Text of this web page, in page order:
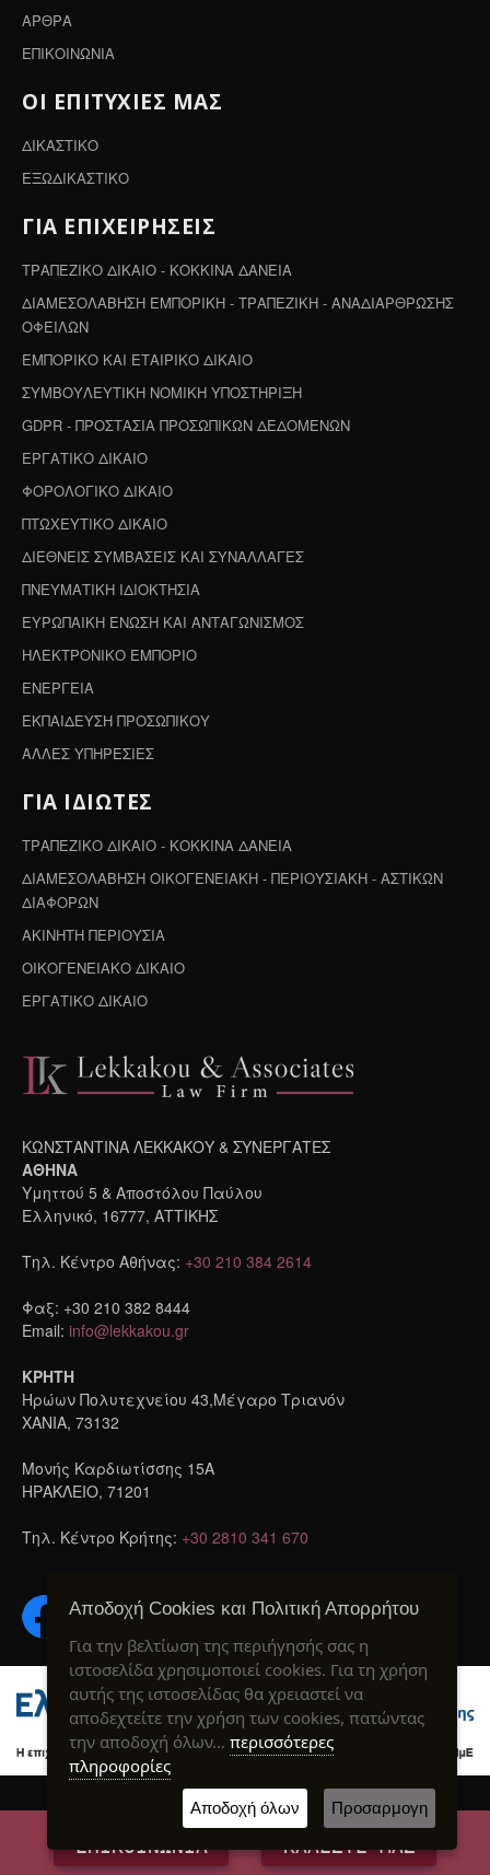
ΑΡΘΡΑ
ΕΠΙΚΟΙΝΩΝΙΑ
ΟΙ ΕΠΙΤΥΧΙΕΣ ΜΑΣ
ΔΙΚΑΣΤΙΚΟ
ΕΞΩΔΙΚΑΣΤΙΚΟ
ΓΙΑ ΕΠΙΧΕΙΡΗΣΕΙΣ
ΤΡΑΠΕΖΙΚΟ ΔΙΚΑΙΟ - ΚΟΚΚΙΝΑ ΔΑΝΕΙΑ
ΔΙΑΜΕΣΟΛΑΒΗΣΗ ΕΜΠΟΡΙΚΗ - ΤΡΑΠΕΖΙΚΗ - ΑΝΑΔΙΑΡΘΡΩΣΗΣ
ΟΦΕΙΛΩΝ
ΕΜΠΟΡΙΚΟ ΚΑΙ ΕΤΑΙΡΙΚΟ ΔΙΚΑΙΟ
ΣΥΜΒΟΥΛΕΥΤΙΚΗ ΝΟΜΙΚΗ ΥΠΟΣΤΗΡΙΞΗ
GDPR - ΠΡΟΣΤΑΣΙΑ ΠΡΟΣΩΠΙΚΩΝ ΔΕΔΟΜΕΝΩΝ
ΕΡΓΑΤΙΚΟ ΔΙΚΑΙΟ
ΦΟΡΟΛΟΓΙΚΟ ΔΙΚΑΙΟ
ΠΤΩΧΕΥΤΙΚΟ ΔΙΚΑΙΟ
ΔΙΕΘΝΕΙΣ ΣΥΜΒΑΣΕΙΣ ΚΑΙ ΣΥΝΑΛΛΑΓΕΣ
ΠΝΕΥΜΑΤΙΚΗ ΙΔΙΟΚΤΗΣΙΑ
ΕΥΡΩΠΑΙΚΗ ΕΝΩΣΗ ΚΑΙ ΑΝΤΑΓΩΝΙΣΜΟΣ
ΗΛΕΚΤΡΟΝΙΚΟ ΕΜΠΟΡΙΟ
ΕΝΕΡΓΕΙΑ
ΕΚΠΑΙΔΕΥΣΗ ΠΡΟΣΩΠΙΚΟΥ
ΑΛΛΕΣ ΥΠΗΡΕΣΙΕΣ
ΓΙΑ ΙΔΙΩΤΕΣ
ΤΡΑΠΕΖΙΚΟ ΔΙΚΑΙΟ - ΚΟΚΚΙΝΑ ΔΑΝΕΙΑ
ΔΙΑΜΕΣΟΛΑΒΗΣΗ ΟΙΚΟΓΕΝΕΙΑΚΗ - ΠΕΡΙΟΥΣΙΑΚΗ - ΑΣΤΙΚΩΝ
ΔΙΑΦΟΡΩΝ
ΑΚΙΝΗΤΗ ΠΕΡΙΟΥΣΙΑ
ΟΙΚΟΓΕΝΕΙΑΚΟ ΔΙΚΑΙΟ
ΕΡΓΑΤΙΚΟ ΔΙΚΑΙΟ
ΚΩΝΣΤΑΝΤΙΝΑ ΛΕΚΚΑΚΟΥ & ΣΥΝΕΡΓΑΤΕΣ
ΑΘΗΝΑ
Υμηττού 5 & Αποστόλου Παύλου
Ελληνικό, 16777, ΑΤΤΙΚΗΣ
Τηλ. Κέντρο Αθήνας: +30 210 384 2614
Φαξ: +30 210 382 8444
Email: info@lekkakou.gr
ΚΡΗΤΗ
Ηρώων Πολυτεχνείου 43,Μέγαρο Τριανόν
ΧΑΝΙΑ, 73132
Μονής Καρδιωτίσσης 15A
ΗΡΑΚΛΕΙΟ, 71201
Τηλ. Κέντρο Κρήτης: +30 2810 341 670
Created by webIQ ® 2020
ΕΠΙΚΟΙΝΩΝΙΑ ΚΑΛΕΣΤΕ ΜΑΣ
Αποδοχή Cookies και Πολιτική Απορρήτου
Για την βελτίωση της περιήγησής σας η
ιστοσελίδα χρησιμοποιεί cookies. Για τη χρήση
αυτής της ιστοσελίδας θα χρειαστεί να
αποδεχτείτε την χρήση των cookies, πατώντας
την αποδοχή όλων… περισσότερες
πληροφορίες
Αποδοχή όλων Προσαρμογη